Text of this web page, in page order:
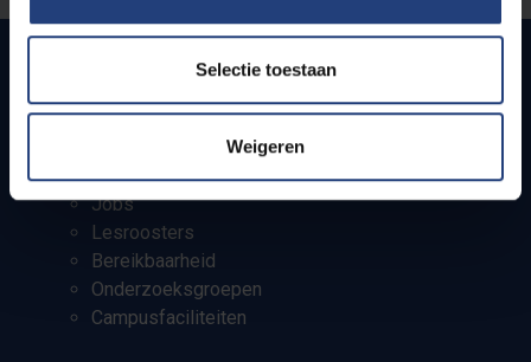
Selectie toestaan
Weigeren
Snel naar
Webmail
Jobs
Lesroosters
Bereikbaarheid
Onderzoeksgroepen
Campusfaciliteiten